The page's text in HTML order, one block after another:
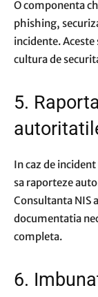
O componenta
phishing,
incidente.
cultura de
5.
In caz de
sa raporteze
Consultanta NIS
documentatia
completa.
6.